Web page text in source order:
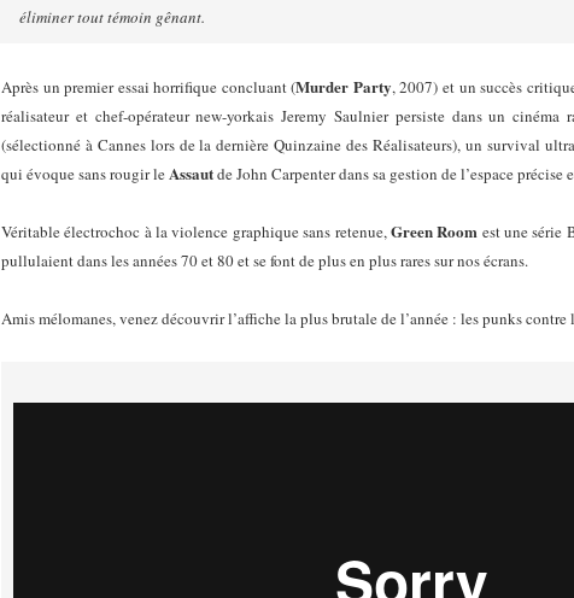
éliminer tout témoin gênant.
Après un premier essai horrifique concluant (Murder Party, 2007) et un succès
réalisateur et chef-opérateur new-yorkais Jeremy Saulnier persiste dans un
(sélectionné à Cannes lors de la dernière Quinzaine des Réalisateurs), un survival
qui évoque sans rougir le Assautde John Carpenter dans sa gestion de l’espace précise
Véritable électrochoc à la violence graphique sans retenue, Green Room est une série
pullulaient dans les années 70 et 80 et se font de plus en plus rares sur nos écrans.
Amis mélomanes, venez découvrir l’affiche la plus brutale de l’année : les punks contre